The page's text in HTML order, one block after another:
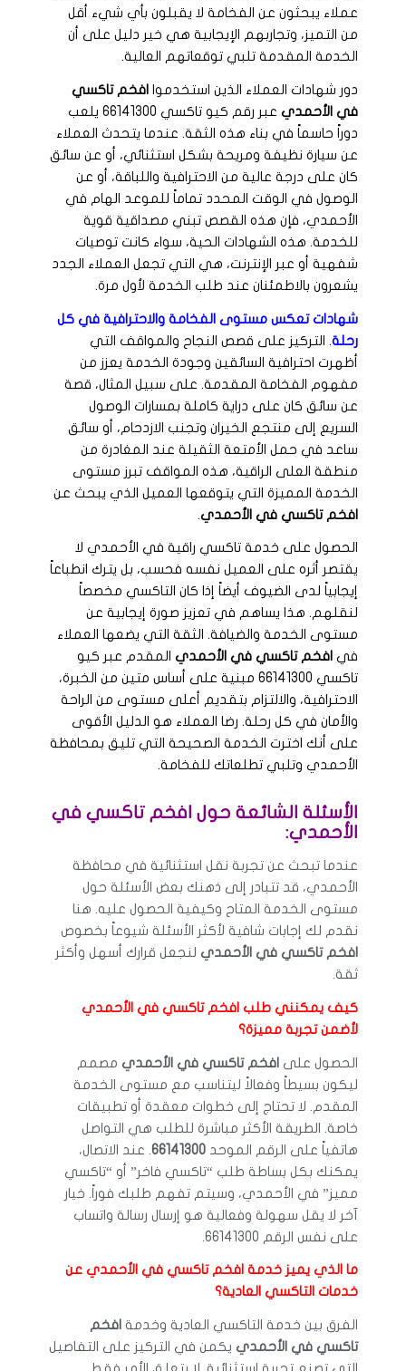
عملاء يبحثون عن الفخامة لا يقبلون بأي شيء أقل
من التميز، وتجاربهم الإيجابية هي خير دليل على أن
الخدمة المقدمة تلبي توقعاتهم العالية.
دور شهادات العملاء الذين استخدموا
افخم تاكسي
في الأحمدي
عبر رقم كيو تاكسي 66141300 يلعب
دوراً حاسماً في بناء هذه الثقة. عندما يتحدث العملاء
عن سيارة نظيفة ومريحة بشكل استثنائي، أو عن سائق
كان على درجة عالية من الاحترافية واللباقة، أو عن
الوصول في الوقت المحدد تماماً للموعد الهام في
الأحمدي، فإن هذه القصص تبني مصداقية قوية
للخدمة. هذه الشهادات الحية، سواء كانت توصيات
شفهية أو عبر الإنترنت، هي التي تجعل العملاء الجدد
يشعرون بالاطمئنان عند طلب الخدمة لأول مرة.
شهادات تعكس مستوى الفخامة والاحترافية في كل
رحلة. التركيز على قصص النجاح والمواقف التي
أظهرت احترافية السائقين وجودة الخدمة يعزز من
مفهوم الفخامة المقدمة. على سبيل المثال، قصة
عن سائق كان على دراية كاملة بمسارات الوصول
السريع إلى منتجع الخيران وتجنب الازدحام، أو سائق
ساعد في حمل الأمتعة الثقيلة عند المغادرة من
منطقة العلى الراقية، هذه المواقف تبرز مستوى
الخدمة المميزة التي يتوقعها العميل الذي يبحث عن
افخم تاكسي في الأحمدي.
الحصول على خدمة تاكسي راقية في الأحمدي لا
يقتصر أثره على العميل نفسه فحسب، بل يترك انطباعاً
إيجابياً لدى الضيوف أيضاً إذا كان التاكسي مخصصاً
لنقلهم. هذا يساهم في تعزيز صورة إيجابية عن
مستوى الخدمة والضيافة. الثقة التي يضعها العملاء
في افخم تاكسي في الأحمديالمقدم عبر كيو
تاكسي 66141300 مبنية على أساس متين من الخبرة،
الاحترافية، والالتزام بتقديم أعلى مستوى من الراحة
والأمان في كل رحلة. رضا العملاء هو الدليل الأقوى
على أنك اخترت الخدمة الصحيحة التي تليق بمحافظة
الأحمدي وتلبي تطلعاتك للفخامة.
الأسئلة الشائعة حول افخم تاكسي في
الأحمدي:
عندما تبحث عن تجربة نقل استثنائية في محافظة
الأحمدي، قد تتبادر إلى ذهنك بعض الأسئلة حول
مستوى الخدمة المتاح وكيفية الحصول عليه. هنا
نقدم لك إجابات شافية لأكثر الأسئلة شيوعاً بخصوص
افخم تاكسي في الأحمدي لنجعل قرارك أسهل وأكثر
ثقة.
كيف يمكنني طلب افخم تاكسي في الأحمدي
لأضمن تجربة مميزة؟
الحصول على افخم تاكسي في الأحمدي مصمم
ليكون بسيطاً وفعالاً ليتناسب مع مستوى الخدمة
المقدم. لا تحتاج إلى خطوات معقدة أو تطبيقات
خاصة. الطريقة الأكثر مباشرة للطلب هي التواصل
هاتفياً على الرقم الموحد 66141300. عند الاتصال،
يمكنك بكل بساطة طلب “تاكسي فاخر” أو “تاكسي
مميز” في الأحمدي، وسيتم تفهم طلبك فوراً. خيار
آخر لا يقل سهولة وفعالية هو إرسال رسالة واتساب
على نفس الرقم 66141300.
ما الذي يميز خدمة افخم تاكسي في الأحمدي عن
خدمات التاكسي العادية؟
الفرق بين خدمة التاكسي العادية وخدمة افخم
تاكسي في الأحمدي يكمن في التركيز على التفاصيل